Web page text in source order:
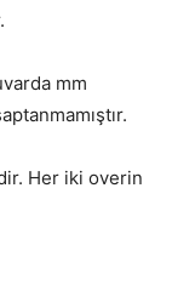
mm
Her iki overin